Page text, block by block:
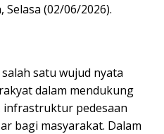
(02/06/2026).
satu wujud nyata
dalam mendukung
infrastruktur pedesaan
bagi masyarakat. Dalam